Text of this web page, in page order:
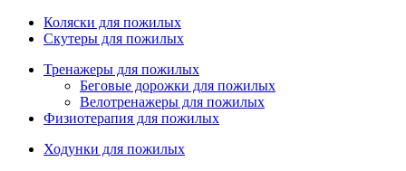
Коляски для пожилых
Скутеры для пожилых
Тренажеры для пожилых
Беговые дорожки для пожилых
Велотренажеры для пожилых
Физиотерапия для пожилых
Ходунки для пожилых